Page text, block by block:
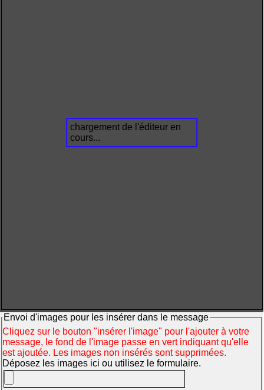
chargement de l'éditeur en
cours...
Envoi d'images pour les insérer dans le message
Cliquez sur le bouton "insérer l'image" pour l'ajouter à votre
message, le fond de l'image passe en vert indiquant qu'elle
est ajoutée. Les images non insérés sont supprimées.
Déposez les images ici ou utilisez le formulaire.